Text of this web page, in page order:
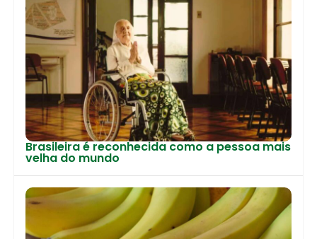
Brasileira é reconhecida como a pessoa mais
velha do mundo